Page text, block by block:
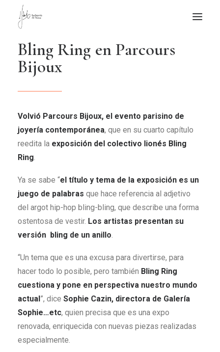
NOTICIAS DE JOYERÍA CONTEMPORÁNEA
NOVEDADES
QUIÉN SOY
Bling Ring en Parcours
Bijoux
Volvió Parcours Bijoux, el evento parisino de
joyería contemporánea, que en su cuarto capítulo
reedita la exposición del colectivo lionés Bling
Ring.
Ya se sabe “el título y tema de la exposición es un
juego de palabras que hace referencia al adjetivo
del argot hip-hop bling-bling, que describe una forma
ostentosa de vestir. Los artistas presentan su
versión bling de un anillo.
“Un tema que es una excusa para divertirse, para
hacer todo lo posible, pero también Bling Ring
cuestiona y pone en perspectiva nuestro mundo
actual”, dice Sophie Cazin, directora de Galería
Sophie…etc, quien precisa que es una expo
renovada, enriquecida con nuevas piezas realizadas
especialmente.